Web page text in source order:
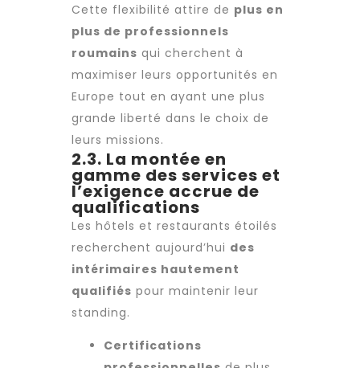
Cette flexibilité attire de plus en
plus de professionnels
roumains qui cherchent à
maximiser leurs opportunités en
Europe tout en ayant une plus
grande liberté dans le choix de
leurs missions.
2.3. La montée en
gamme des services et
l’exigence accrue de
qualifications
Les hôtels et restaurants étoilés
recherchent aujourd’hui des
intérimaires hautement
qualifiés pour maintenir leur
standing.
Certifications